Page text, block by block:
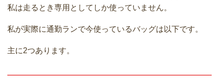
私は走るとき専用としてしか使っていません。
私が実際に通勤ランで今使っているバッグは以下です。
主に2つあります。